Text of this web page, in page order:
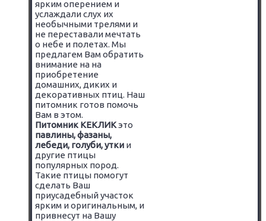
ярким оперением и
услаждали слух их
необычными трелями и
не переставали мечтать
о небе и полетах. Мы
предлагем Вам обратить
внимание на на
приобретение
домашних, диких и
декоративных птиц. Наш
питомник готов помочь
Вам в этом.
Питомник КЕКЛИКэто
павлины, фазаны,
лебеди, голуби, утки и
другие птицы
популярных пород.
Такие птицы помогут
сделать Ваш
приусадебный участок
ярким и оригинальным, и
привнесут на Вашу